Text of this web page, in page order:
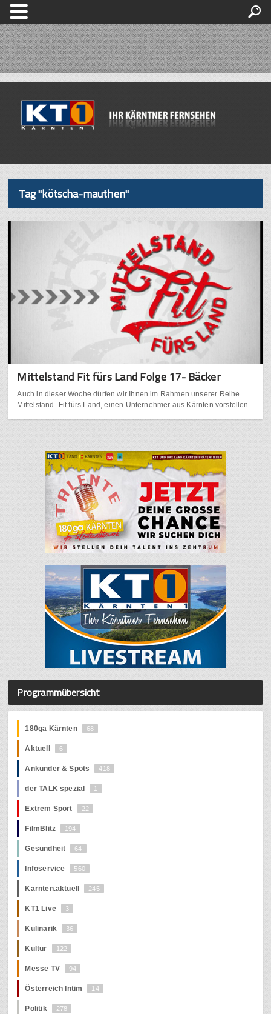
Tag "kötscha-mauthen"
Mittelstand Fit fürs Land Folge 17- Bäcker
Auch in dieser Woche dürfen wir Ihnen im Rahmen unserer Reihe
Mittelstand- Fit fürs Land, einen Unternehmer aus Kärnten vorstellen.
Programmübersicht
180ga Kärnten 68
Aktuell 6
Ankünder & Spots 418
der TALK spezial 1
Extrem Sport 22
FilmBlitz 194
Gesundheit 64
Infoservice 560
Kärnten.aktuell 245
KT1 Live 3
Kulinarik 36
Kultur 122
Messe TV 94
Österreich Intim 14
Politik 278